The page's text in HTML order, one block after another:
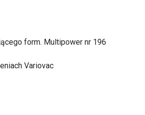
form. Multipower nr 196
Variovac